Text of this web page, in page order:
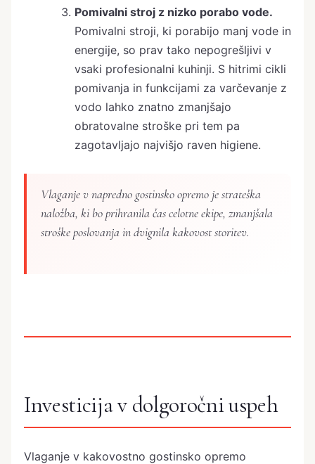
Pomivalni stroj z nizko porabo vode.
Pomivalni stroji, ki porabijo manj vode in
energije, so prav tako nepogrešljivi v
vsaki profesionalni kuhinji. S hitrimi cikli
pomivanja in funkcijami za varčevanje z
vodo lahko znatno zmanjšajo
obratovalne stroške pri tem pa
zagotavljajo najvišjo raven higiene.
Vlaganje v napredno gostinsko opremo je strateška
naložba, ki bo prihranila čas celotne ekipe, zmanjšala
stroške poslovanja in dvignila kakovost storitev.
Investicija v dolgoročni uspeh
Vlaganje v kakovostno gostinsko opremo